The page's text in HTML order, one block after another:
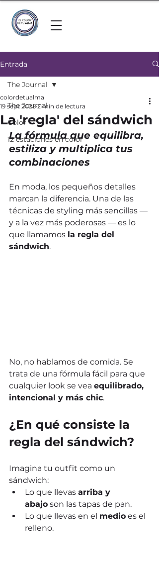
Entrada
The Journal
Color
12 estaciones en color
The Journal
La 'regla' del sándwich
colordetualma
19 sept 2025 2 min de lectura
La fórmula que equilibra,
estiliza y multiplica tus
combinaciones
En moda, los pequeños detalles
marcan la diferencia. Una de las
técnicas de styling más sencillas —
y a la vez más poderosas — es lo
que llamamos la regla del
sándwich.
No, no hablamos de comida. Se
trata de una fórmula fácil para que
cualquier look se vea equilibrado,
intencional y más chic.
¿En qué consiste la
regla del sándwich?
Imagina tu outfit como un
sándwich:
Lo que llevas arriba y
abajo son las tapas de pan.
Lo que llevas en el medio es el
relleno.